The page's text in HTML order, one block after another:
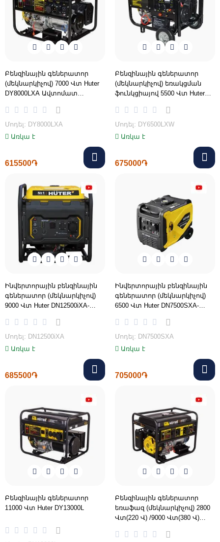
Բենզինային գեներատոր
(մեկնարկիչով) 7000 Վտ Huter
DY8000LXA Ավտոմատ
-ԱՓՀ(ATS)-ով
Մոդել: DY8000LXA
Առկա է
615500֏
Բենզինային գեներատոր
(մեկնարկիչով) եռակցման
ֆունկցիայով 5500 Վտ Huter
Մոդել: DY6500LXW
Առկա է
675000֏
Ինվերտորային բենզինային
գեներատոր (մեկնարկիչով)
9000 Վտ Huter DN12500iXA-
հնարավորոթյունով
Մոդել: DN12500iXA
Առկա է
685500֏
Ինվերտորային բենզինային
գեներատոր (մեկնարկիչով)
6500 Վտ Huter DN7500SXA-
հնարավորոթյունով
Մոդել: DN7500SXA
Առկա է
705000֏
Բենզինային գեներատոր
11000 Վտ Huter DY13000L
Բենզինային գեներատոր
եռաֆազ (մեկնարկիչով) 2800
Վտ(220 Վ) /9000 Վտ(380 Վ)